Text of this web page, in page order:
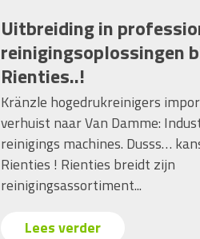
Uitbreiding in
reinigingsoplossingen
Rienties..!
Kränzle hogedrukreinigers
verhuist naar Van Damme:
reinigings machines. Dusss…
Rienties ! Rienties breidt zijn
reinigingsassortiment...
Lees verder